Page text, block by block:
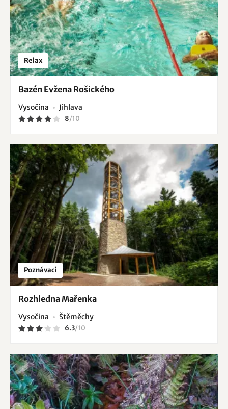
Relax
Bazén Evžena Rošického
Vysočina Jihlava
8/10
Poznávací
Rozhledna Mařenka
Vysočina Štěměchy
6.3/10